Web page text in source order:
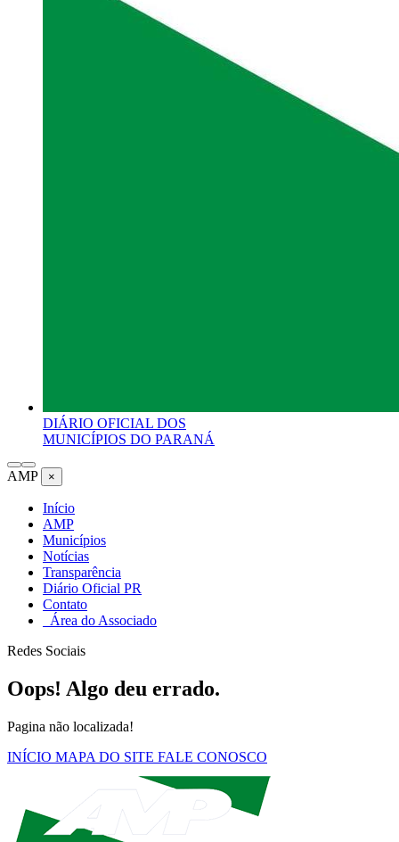
DIÁRIO OFICIAL DOS
MUNICÍPIOS DO PARANÁ
AMP ×
Início
AMP
Municípios
Notícias
Transparência
Diário Oficial PR
Contato
Área do Associado
Redes Sociais
Oops! Algo deu errado.
Pagina não localizada!
INÍCIO MAPA DO SITE FALE CONOSCO